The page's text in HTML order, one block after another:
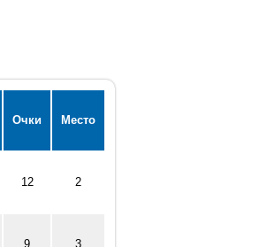
Очки Место
12 2
9 3